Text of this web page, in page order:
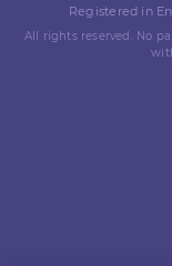
Registered in
All rights reserved. No